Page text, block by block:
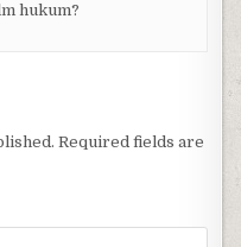
hukum?
Required fields are